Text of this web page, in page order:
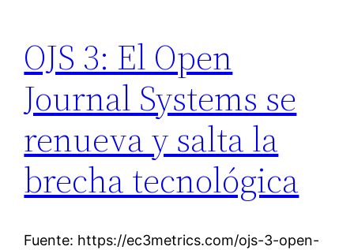
OJS 3: El Open
Journal Systems se
renueva y salta la
brecha tecnológica
Fuente: https://ec3metrics.com/ojs-3-open-